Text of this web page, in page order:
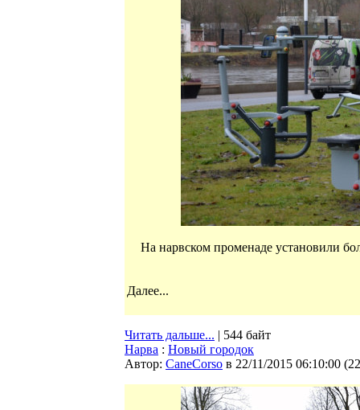
На нарвском променаде установили
Далее...
Читать дальше... | 544 байт
Нарва : Новый городок
Автор: CaneCorso в 22/11/2015 06:10:00 (